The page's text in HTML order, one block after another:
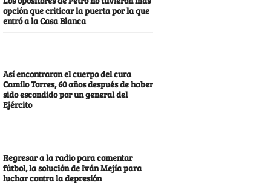
opción que criticar la puerta por la que
entró a la Casa Blanca
Así encontraron el cuerpo del cura
Camilo Torres, 60 años después de haber
sido escondido por un general del
Ejército
Regresar a la radio para comentar
fútbol, la solución de Iván Mejía para
luchar contra la depresión